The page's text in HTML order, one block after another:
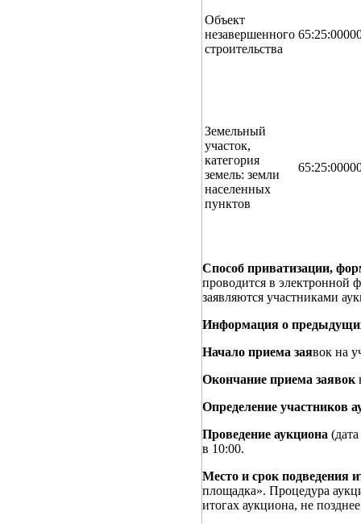
Объект
незавершенного
строительства
Земельный
участок,
категория
земель: земли
населенных
пунктов
Способ приватизации,
проводится в электронной
заявляются участниками
Информация о
Начало приема заявок на
Окончание приема заявок
Определение участников
Проведение аукциона
в 10:00.
Место и срок подведения
площадка». Процедура
итогах аукциона, не